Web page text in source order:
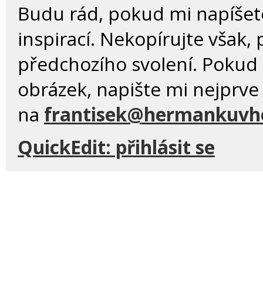
Budu rád, pokud mi
inspirací. Nekopírujte však,
předchozího svolení.
obrázek, napište mi nejprve
na
QuickEdit: přihlásit se